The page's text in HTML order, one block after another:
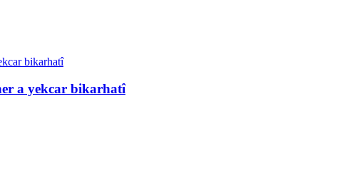
a yekcar bikarhatî